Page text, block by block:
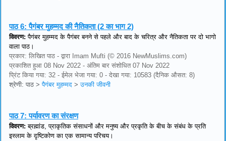
पाठ 6:पैगंबर मुहम्मद की नैतिकता (2 का भाग 2)
विवरण: पैगंबर मुहम्मद के पैगंबर बनने से पहले और बाद के चरित्र और नैतिकता पर दो भागो
वाला पाठ।
प्रकार: लिखित पाठ - द्वारा Imam Mufti (© 2016 NewMuslims.com)
प्रकाशित हुआ 08 Nov 2022 - अंतिम बार संशोधित 07 Nov 2022
प्रिंट किया गया: 32 - ईमेल भेजा गया: 0 - देखा गया: 10583 (दैनिक औसत: 8)
श्रेणी: पाठ >पैगंबर मुहम्मद >उनकी जीवनी
पाठ 7:पर्यावरण का संरक्षण
विवरण: ब्रह्मांड, प्राकृतिक संसाधनों और मनुष्य और प्रकृति के बीच के संबंध के प्रति
इस्लाम के दृष्टिकोण का एक सामान्य परिचय।